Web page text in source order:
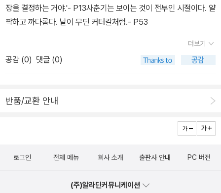
서 팍팍 지원을 해준 덕분이다. 아, 나도 소싯적에 이런 누나, 매형 있
었으면. 영국에서 돌아온 황청. 이제 남은 건 황청이 스타, 아니면 적
고 가능하다면 연애에서도 성공을 해야겠지. 그렇게 될지 안 될지는
밝히지 않겠다. 연기는 인류가 행위했던 가장 오랜 예술 장르. 그것이
어떻게 예술이 되는지 궁금하신 분은 읽어 보시면 좋겠다. 글도 잘 쓰
장을 결정하는 거야.'- P13사춘기는 보이는 것이 전부인 시절이다. 얄
팍하고 까다롭다. 날이 무딘 커터칼처럼.- P53
더보기
공감 (0) 댓글 (0)
반품/교환 안내
로그인 전체 메뉴 회사 소개 출판사 안내 PC 버전
(주)알라딘커뮤니케이션